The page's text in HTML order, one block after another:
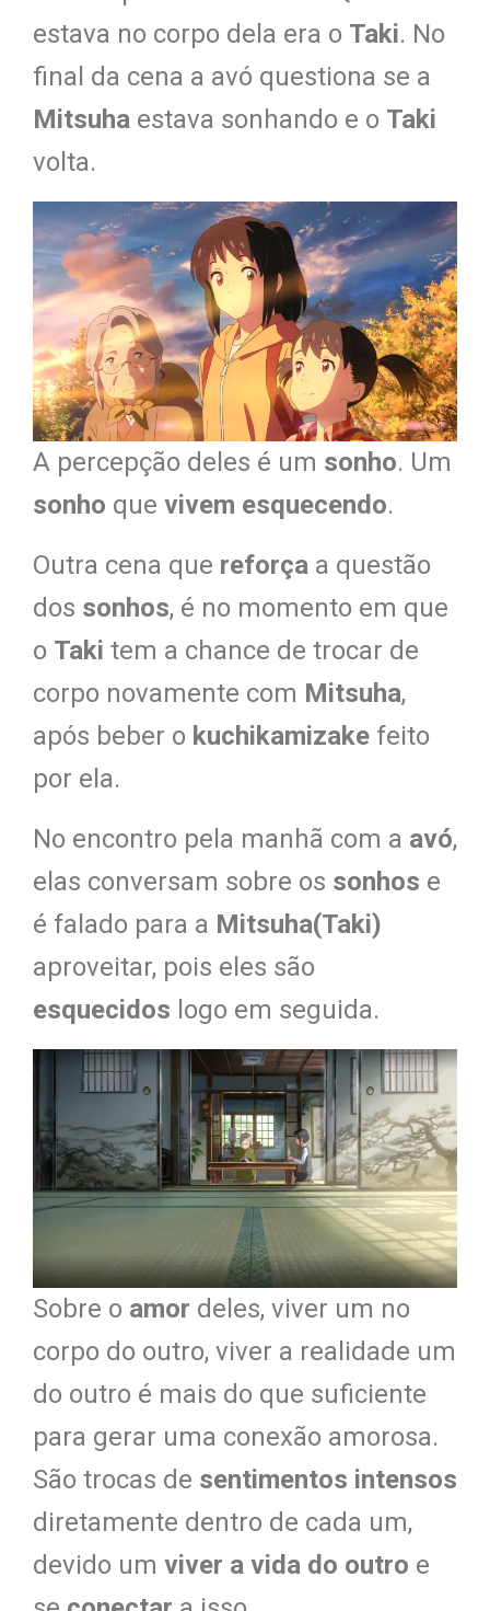
estava no corpo dela era o Taki. No
final da cena a avó questiona se a
Mitsuha estava sonhando e o Taki
volta.
A percepção deles é um sonho. Um
sonho que vivem esquecendo.
Outra cena que reforça a questão
dos sonhos, é no momento em que
o Taki tem a chance de trocar de
corpo novamente com Mitsuha,
após beber o kuchikamizake feito
por ela.
No encontro pela manhã com a avó,
elas conversam sobre os sonhos e
é falado para a Mitsuha(Taki)
aproveitar, pois eles são
esquecidos logo em seguida.
Sobre o amor deles, viver um no
corpo do outro, viver a realidade um
do outro é mais do que suficiente
para gerar uma conexão amorosa.
São trocas de sentimentos intensos
diretamente dentro de cada um,
devido um viver a vida do outro e